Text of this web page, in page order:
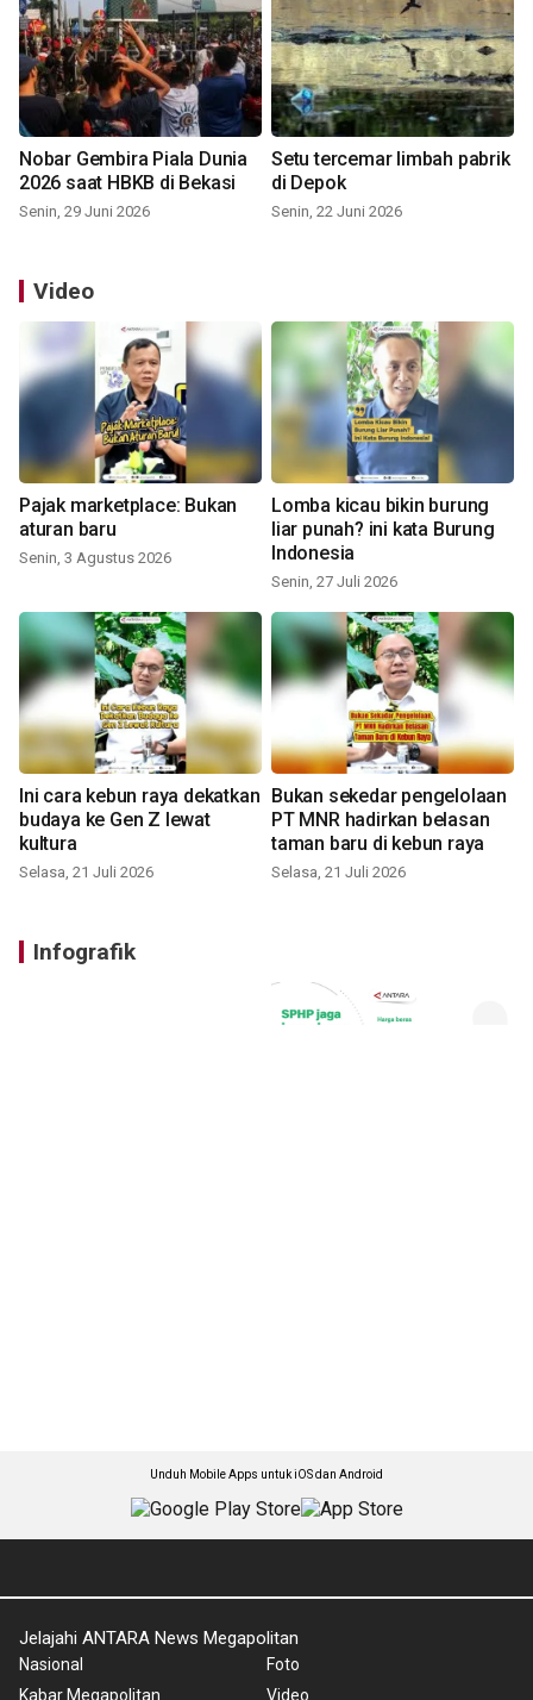
Nobar Gembira Piala Dunia
2026 saat HBKB di Bekasi
Senin, 29 Juni 2026
Setu tercemar limbah pabrik
di Depok
Senin, 22 Juni 2026
Video
Pajak marketplace: Bukan
aturan baru
Senin, 3 Agustus 2026
Lomba kicau bikin burung
liar punah? ini kata Burung
Indonesia
Senin, 27 Juli 2026
Ini cara kebun raya dekatkan
budaya ke Gen Z lewat
kultura
Selasa, 21 Juli 2026
Bukan sekedar pengelolaan
PT MNR hadirkan belasan
taman baru di kebun raya
Selasa, 21 Juli 2026
Infografik
Unduh Mobile Apps untuk iOS dan Android
Jelajahi ANTARA News Megapolitan
Nasional
Kabar Megapolitan
Foto
Video